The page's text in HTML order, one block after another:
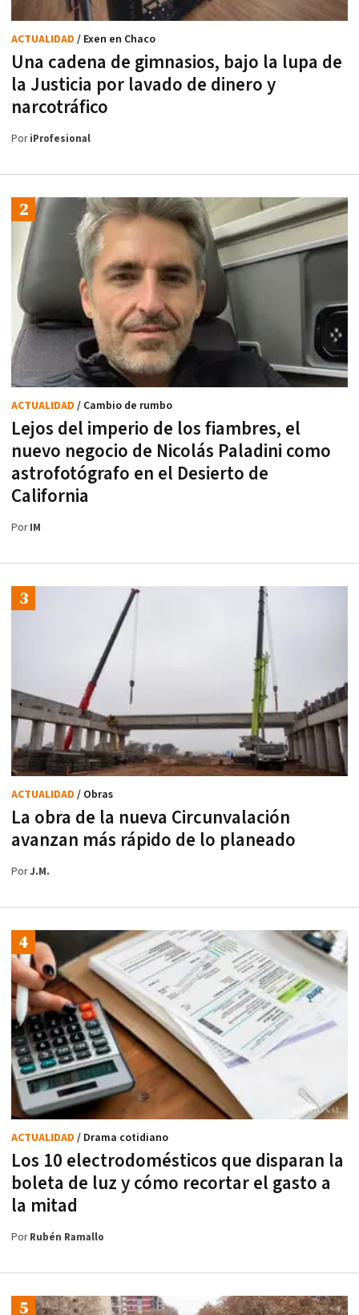
Una cadena de gimnasios, bajo la lupa de
la Justicia por lavado de dinero y
narcotráfico
ACTUALIDAD / Exen en Chaco
PoriProfesional
Lejos del imperio de los fiambres, el
nuevo negocio de Nicolás Paladini como
astrofotógrafo en el Desierto de
California
ACTUALIDAD / Cambio de rumbo
PorIM
La obra de la nueva Circunvalación
avanzan más rápido de lo planeado
ACTUALIDAD / Obras
PorJ.M.
Los 10 electrodomésticos que disparan la
boleta de luz y cómo recortar el gasto a
la mitad
ACTUALIDAD / Drama cotidiano
PorRubén Ramallo